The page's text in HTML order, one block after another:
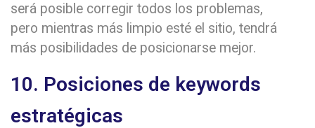
será posible corregir todos los problemas,
pero mientras más limpio esté el sitio, tendrá
más posibilidades de posicionarse mejor.
10. Posiciones de keywords
estratégicas